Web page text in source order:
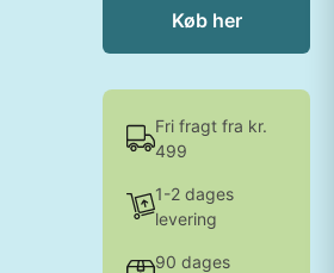
Køb her
Fri fragt fra kr.
499
1-2 dages
levering
90 dages